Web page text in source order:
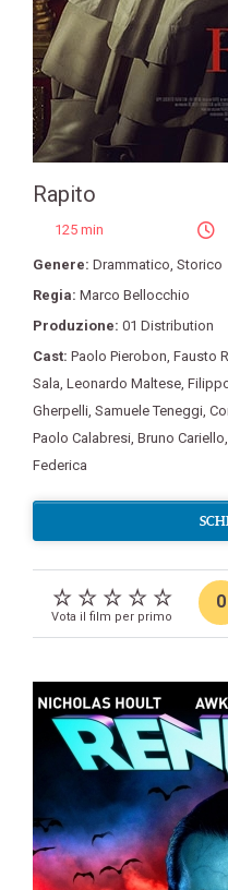
Rapito
125 min
Genere: Drammatico, Storico
Regia: Marco Bellocchio
Produzione: 01 Distribution
Cast: Paolo Pierobon, Fausto
Sala, Leonardo Maltese,
Gherpelli, Samuele Teneggi,
Paolo Calabresi, Bruno Cariello,
Federica
Vota il film per primo
0